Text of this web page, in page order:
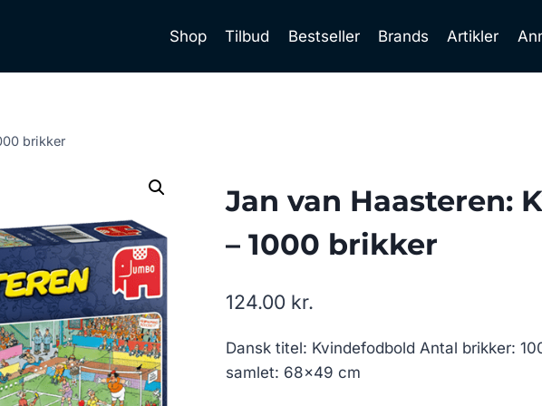
Shop Tilbud Bestseller Brands Artikler
brikker
Jan van Haasteren:
– 1000 brikker
124.00 kr.
Dansk titel: Kvindefodbold Antal brikker:
samlet: 68×49 cm